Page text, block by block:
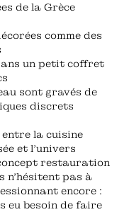
de la Grèce
comme des
un petit coffret
sont gravés de
discrets
entre la cuisine
et l'univers
restauration
n'hésitent pas à
encore :
eu besoin de faire